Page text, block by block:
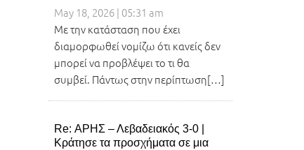
May 18, 2026 | 05:31 am
Με την κατάσταση που έχει
διαμορφωθεί νομίζω ότι κανείς δεν
μπορεί να προβλέψει το τι θα
συμβεί. Πάντως στην περίπτωση[…]
Re: ΑΡΗΣ – Λεβαδειακός 3-0 |
Κράτησε τα προσχήματα σε μια